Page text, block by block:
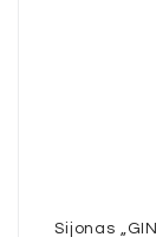
Sijonas